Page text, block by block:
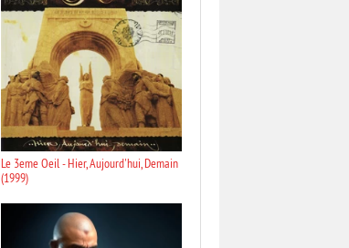
Le 3eme Oeil - Hier, Aujourd'hui, Demain
(1999)